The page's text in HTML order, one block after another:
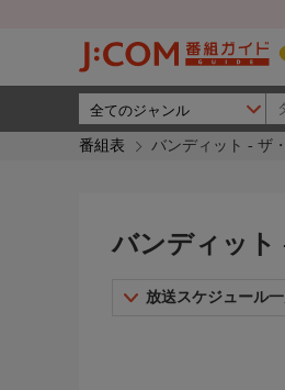
番組表 バンディット - ザ
バンディット
放送スケジュール